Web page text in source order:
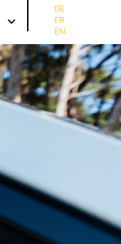
Seleziona la tua
DE
FR
EN